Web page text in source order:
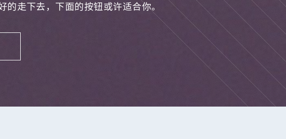
走下去，下面的按钮或许适合你。